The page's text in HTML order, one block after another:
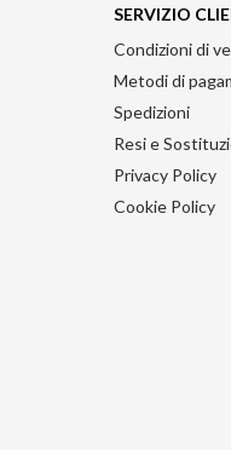
SERVIZIO
Condizioni di
Metodi di
Spedizioni
Resi e
Privacy Policy
Cookie Policy